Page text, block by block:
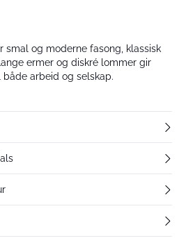
smal og moderne fasong, klassisk
ermer og diskré lommer gir
arbeid og selskap.